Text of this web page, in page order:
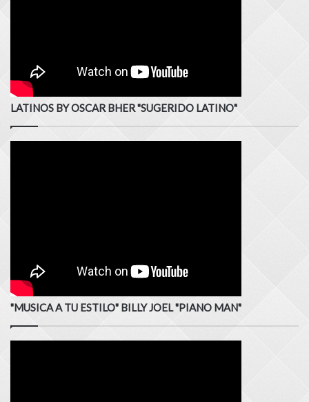
LATINOS BY OSCAR BHER "SUGERIDO LATINO"
"MUSICA A TU ESTILO" BILLY JOEL "PIANO MAN"